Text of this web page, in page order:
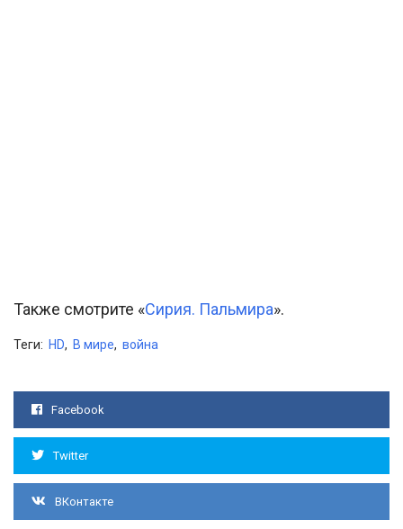
Также смотрите «Сирия. Пальмира».
Теги: HD, В мире, война
Facebook
Twitter
ВКонтакте